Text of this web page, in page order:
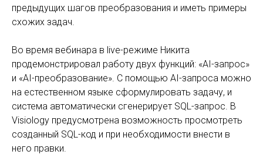
предыдущих шагов преобразования и иметь примеры
схожих задач.
Во время вебинара в live-режиме Никита
продемонстрировал работу двух функций: «AI-запрос»
и «AI-преобразование». С помощью AI-запроса можно
на естественном языке сформулировать задачу, и
система автоматически сгенерирует SQL-запрос. В
Visiology предусмотрена возможность просмотреть
созданный SQL-код и при необходимости внести в
него правки.